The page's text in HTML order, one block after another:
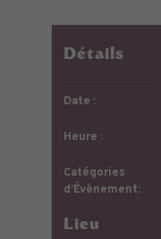
Détails
Date :
Heure :
Catégories
d’Évènement:
Lieu